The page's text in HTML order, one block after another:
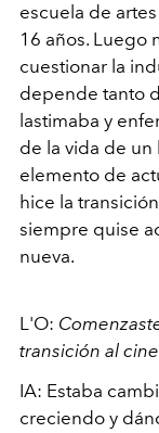
escuela de
16 años. Luego
cuestionar la
depende tanto
lastimaba y
de la vida de un
elemento de
hice la
siempre quise
nueva.
L'O:
transición al
IA: Estaba
creciendo y